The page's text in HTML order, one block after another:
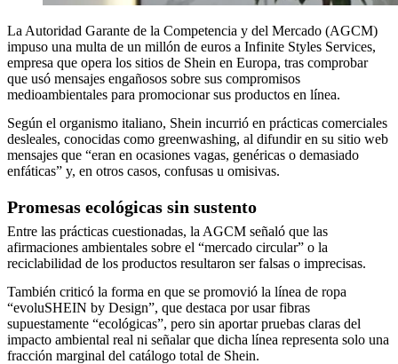
La Autoridad Garante de la Competencia y del Mercado (AGCM)
impuso una multa de un millón de euros a Infinite Styles Services,
empresa que opera los sitios de Shein en Europa, tras comprobar
que usó mensajes engañosos sobre sus compromisos
medioambientales para promocionar sus productos en línea.
Según el organismo italiano, Shein incurrió en prácticas comerciales
desleales, conocidas como greenwashing, al difundir en su sitio web
mensajes que “eran en ocasiones vagas, genéricas o demasiado
enfáticas” y, en otros casos, confusas u omisivas.
Promesas ecológicas sin sustento
Entre las prácticas cuestionadas, la AGCM señaló que las
afirmaciones ambientales sobre el “mercado circular” o la
reciclabilidad de los productos resultaron ser falsas o imprecisas.
También criticó la forma en que se promovió la línea de ropa
“evoluSHEIN by Design”, que destaca por usar fibras
supuestamente “ecológicas”, pero sin aportar pruebas claras del
impacto ambiental real ni señalar que dicha línea representa solo una
fracción marginal del catálogo total de Shein.